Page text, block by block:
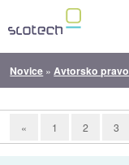
Novice » Avtorsko pravo
« 1 2 3